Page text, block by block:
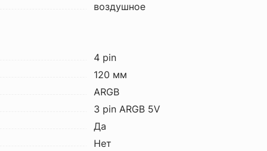
воздушное
4 pin
120 мм
ARGB
3 pin ARGB 5V
Да
Нет